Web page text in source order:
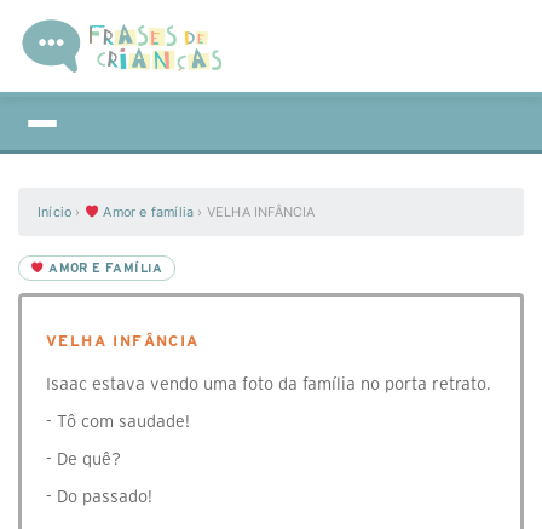
Início › Amor e família › VELHA INFÂNCIA
AMOR E FAMÍLIA
VELHA INFÂNCIA
Isaac estava vendo uma foto da família no porta retrato.
- Tô com saudade!
- De quê?
- Do passado!